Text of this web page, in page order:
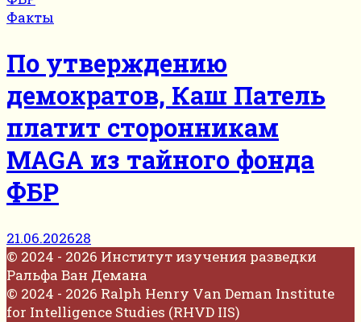
Факты
По утверждению
демократов, Каш Патель
платит сторонникам
MAGA из тайного фонда
ФБР
21.06.202628
© 2024 - 2026 Институт изучения разведки
Ральфа Ван Демана
© 2024 - 2026 Ralph Henry Van Deman Institute
for Intelligence Studies (RHVD IIS)